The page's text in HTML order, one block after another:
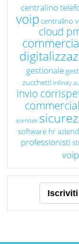
centralino
voip centralino
cloud
gestionale
zucchetti infinity
invio
aziendale
software hr
professionisti
voip